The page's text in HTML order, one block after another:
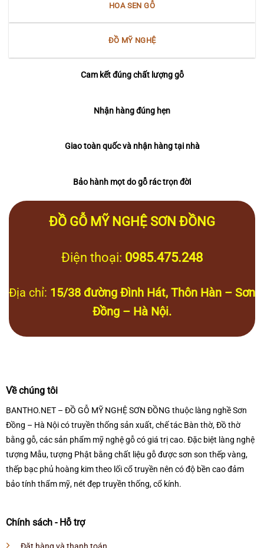
HOA SEN GỖ
ĐỒ MỸ NGHỆ
Cam kết đúng chất lượng gỗ
Nhận hàng đúng hẹn
Giao toàn quốc và nhận hàng tại nhà
Bảo hành mọt do gỗ rác trọn đời
ĐỒ GỖ MỸ NGHỆ SƠN ĐỒNG
Điện thoại: 0985.475.248
Địa chỉ: 15/38 đường Đình Hát, Thôn Hàn – Sơn
Đồng – Hà Nội.
Về chúng tôi
BANTHO.NET – ĐỒ GỖ MỸ NGHỆ SƠN ĐỒNG thuộc làng nghề Sơn
Đồng – Hà Nội có truyền thống sản xuất, chế tác Bàn thờ, Đồ thờ
bằng gỗ, các sản phẩm mỹ nghệ gỗ có giá trị cao. Đặc biệt làng nghệ
tượng Mẫu, tượng Phật bằng chất liệu gỗ được sơn son thếp vàng,
thếp bạc phủ hoàng kim theo lối cổ truyền nên có độ bền cao đảm
bảo tính thẩm mỹ, nét đẹp truyền thống, cổ kính.
Chính sách - Hỗ trợ